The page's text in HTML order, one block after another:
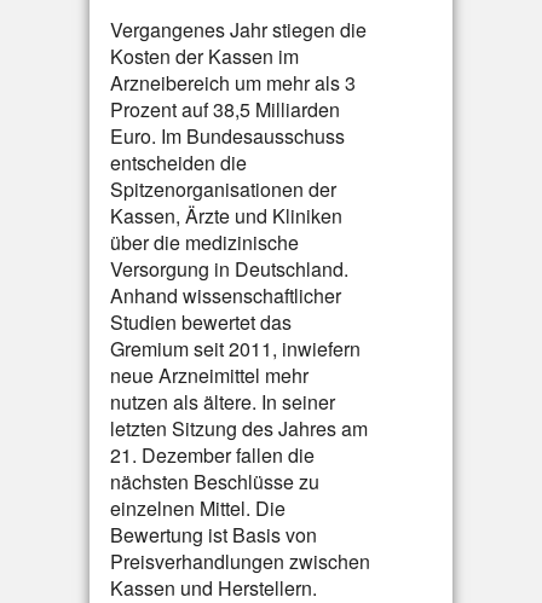
Vergangenes Jahr stiegen die
Kosten der Kassen im
Arzneibereich um mehr als 3
Prozent auf 38,5 Milliarden
Euro. Im Bundesausschuss
entscheiden die
Spitzenorganisationen der
Kassen, Ärzte und Kliniken
über die medizinische
Versorgung in Deutschland.
Anhand wissenschaftlicher
Studien bewertet das
Gremium seit 2011, inwiefern
neue Arzneimittel mehr
nutzen als ältere. In seiner
letzten Sitzung des Jahres am
21. Dezember fallen die
nächsten Beschlüsse zu
einzelnen Mittel. Die
Bewertung ist Basis von
Preisverhandlungen zwischen
Kassen und Herstellern.